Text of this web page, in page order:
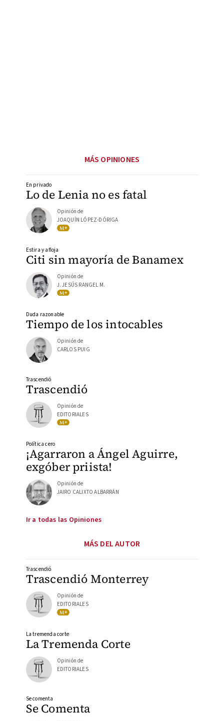
MÁS OPINIONES
Lo de Lenia no es fatal
En privado
Opinión de
JOAQUÍN LÓPEZ-DÓRIGA
Citi sin mayoría de Banamex
Estira y afloja
Opinión de
J. JESÚS RANGEL M.
Tiempo de los intocables
Duda razonable
Opinión de
CARLOS PUIG
Trascendió
Trascendió
Opinión de
EDITORIALES
¡Agarraron a Ángel Aguirre,
exgóber priista!
Política cero
Opinión de
JAIRO CALIXTO ALBARRÁN
Ir a todas las Opiniones
MÁS DEL AUTOR
Trascendió Monterrey
Trascendió
Opinión de
EDITORIALES
La Tremenda Corte
La tremenda corte
Opinión de
EDITORIALES
Se Comenta
Se comenta